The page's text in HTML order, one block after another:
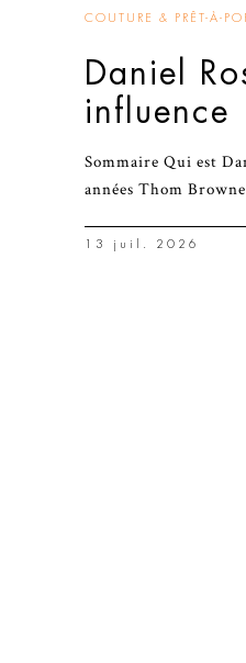
COUTURE & PRÊT-À-
Daniel
influence
Sommaire Qui est
années Thom
13 juil. 2026